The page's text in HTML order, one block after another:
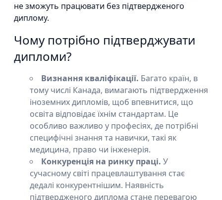
не зможуть працювати без підтвердженого
диплому.
Чому потрібно підтверджувати
дипломи?
Визнання кваліфікації. Багато країн, в
тому числі Канада, вимагають підтвердження
іноземних дипломів, щоб впевнитися, що
освіта відповідає їхнім стандартам. Це
особливо важливо у професіях, де потрібні
специфічні знання та навички, такі як
медицина, право чи інженерія.
Конкуренція на ринку праці. У
сучасному світі працевлаштування стає
дедалі конкурентнішим. Наявність
підтвердженого диплома стане перевагою